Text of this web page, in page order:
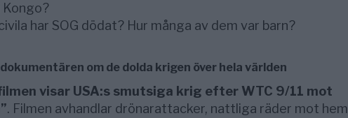
Kongo?
har SOG dödat? Hur många av dem var barn?
om de dolda krigen över hela världen
visar USA:s smutsiga krig efter WTC 9/11 mot
. Filmen avhandlar drönarattacker, nattliga räder mot hem